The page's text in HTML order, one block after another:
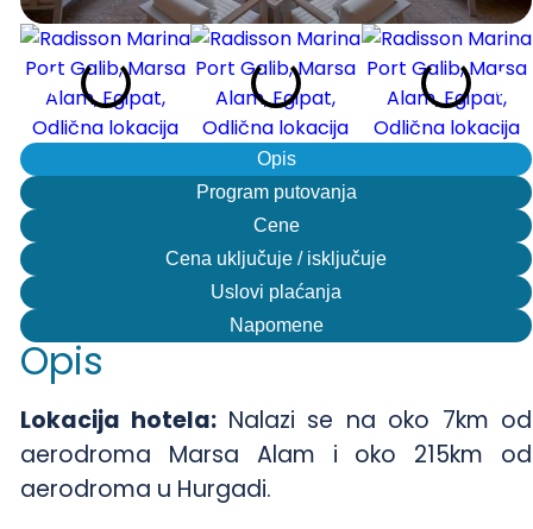
Opis
Program putovanja
Cene
Cena uključuje / isključuje
Uslovi plaćanja
Napomene
Opis
Lokacija hotela: Nalazi se na oko 7km od
aerodroma Marsa Alam i oko 215km od
aerodroma u Hurgadi.